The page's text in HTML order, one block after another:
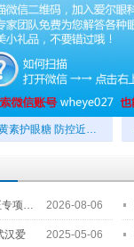
素护眼糖 防控近…
专项… 2026-08-06
汉爱 2025-05-06